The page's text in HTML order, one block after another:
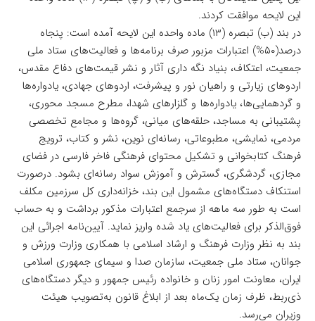
این لایحه موافقت کردند.
در بند (ب) تبصره (۱۳) ماده واحده این لایحه آمده است: پنجاه
درصد(۵۰%) اعتبارات مزبور صرف برنامه‌ها و فعالیت‌های ستاد ملی
جمعیت، اعتکاف، بنیاد نگه داری آثار و نشر قیمت‌های دفاع مقدس،
اردوهای زیارتی و راهیان نور و پیشرفت، اردوهای جهادی، یادواره‌ها
و گردهمایی‌ها، یادواره‌ها و گلزارهای شهدا، مطرح مسجد محوری،
پشتیبانی به مساجد، حلقه‌های میانی، گروه‌ها و مجامع تخصصی
مردمی، نمایشی، مطبوعاتی، رسانه‌ای نوین، نشر و کتاب، ترویج
فرهنگ کتابخوانی و تشکیل محتوای فرهنگی فاخر فارسی در فضای
مجازی، گردشگری، گسترش و آموزش سواد رسانه‌ای بشود. درصورت
استنکاف دستگاه‌های مشمول این بند، خزانه‌داری کل سرزمین مکلف
است به طور سه ماهه از سرجمع اعتبارات مذکور برداشت و به حساب
فوق‌الذکر برای فعالیت‌های یاد شده واریز نماید. آیین‌نامه ‌‌اجرائی این
بند به نظر وزارت فرهنگ و ارشاد اسلامی با همکاری وزارت ورزش و
جوانان، ستاد ملی جمعیت، سازمان صدا و سیمای جمهوری اسلامی
ایران، معاونت امور زنان و خانواده رئیس جمهور و دیگر دستگاه‌های
ذی‌ربط، ظرف زمان یک‌ماه بعد از ابلاغ قانون به‌تصویب هیئت
وزیران می‌رسد.